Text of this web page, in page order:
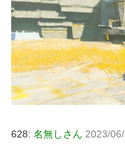
628: 名無しさん 2023/